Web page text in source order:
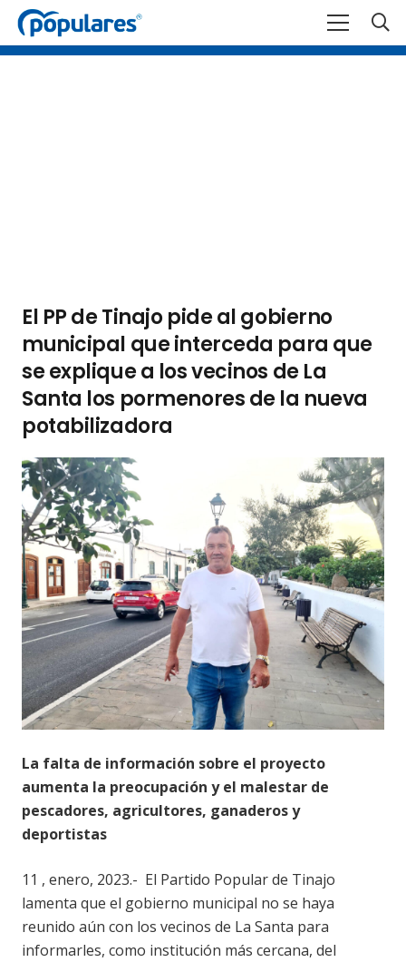
El PP de Tinajo pide al gobierno
municipal que interceda para que
se explique a los vecinos de La
Santa los pormenores de la nueva
potabilizadora
La falta de información sobre el proyecto
aumenta la preocupación y el malestar de
pescadores, agricultores, ganaderos y
deportistas
11 , enero, 2023.- El Partido Popular de Tinajo
lamenta que el gobierno municipal no se haya
reunido aún con los vecinos de La Santa para
informarles, como institución más cercana, del